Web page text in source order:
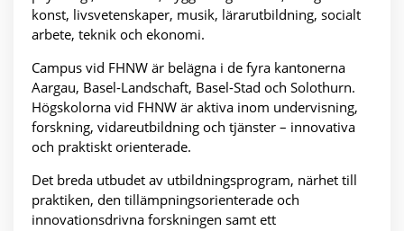
konst, livsvetenskaper, musik, lärarutbildning, socialt
arbete, teknik och ekonomi.
Campus vid FHNW är belägna i de fyra kantonerna
Aargau, Basel-Landschaft, Basel-Stad och Solothurn.
Högskolorna vid FHNW är aktiva inom undervisning,
forskning, vidareutbildning och tjänster – innovativa
och praktiskt orienterade.
Det breda utbudet av utbildningsprogram, närhet till
praktiken, den tillämpningsorienterade och
innovationsdrivna forskningen samt ett